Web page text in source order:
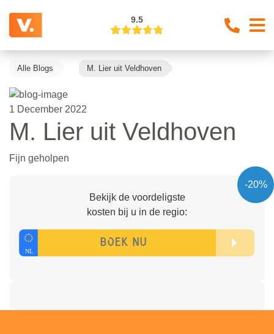
9.5
Alle Blogs M. Lier uit Veldhoven
1 December 2022
M. Lier uit Veldhoven
Fijn geholpen
-20%
Bekijk de voordeligste
kosten bij u in de regio: